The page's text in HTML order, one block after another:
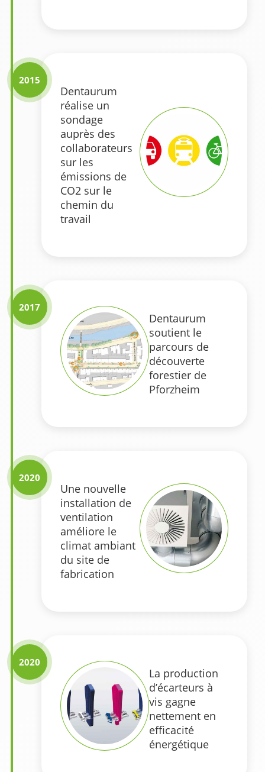
2015
Dentaurum
réalise un
sondage
auprès des
collaborateurs
sur les
émissions de
CO2 sur le
chemin du
travail
2017
Dentaurum
soutient le
parcours de
découverte
forestier de
Pforzheim
2020
Une nouvelle
installation de
ventilation
améliore le
climat ambiant
du site de
fabrication
2020
La production
d’écarteurs à
vis gagne
nettement en
efficacité
énergétique